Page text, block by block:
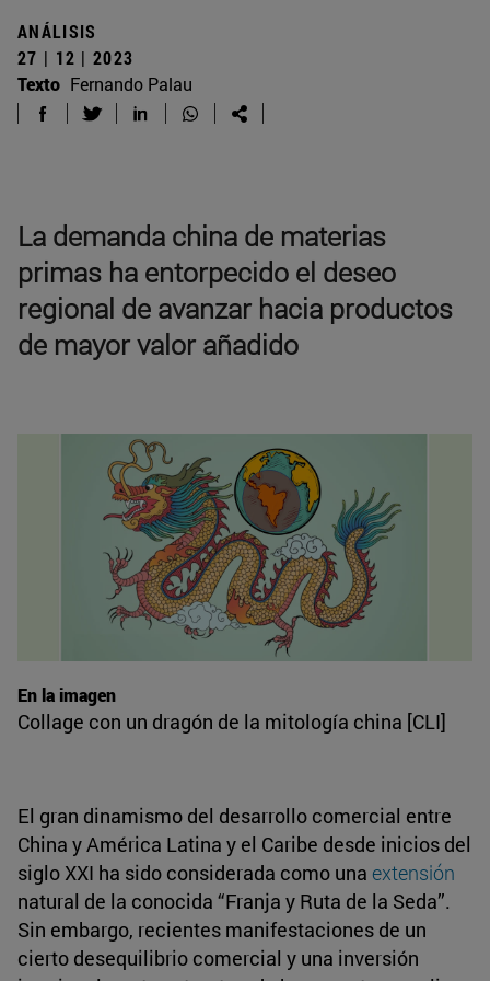
ANÁLISIS
27 | 12 | 2023
Texto Fernando Palau
La demanda china de materias
primas ha entorpecido el deseo
regional de avanzar hacia productos
de mayor valor añadido
En la imagen
Collage con un dragón de la mitología china [CLI]
El gran dinamismo del desarrollo comercial entre
China y América Latina y el Caribe desde inicios del
siglo XXI ha sido considerada como una extensión
natural de la conocida “Franja y Ruta de la Seda”.
Sin embargo, recientes manifestaciones de un
cierto desequilibrio comercial y una inversión